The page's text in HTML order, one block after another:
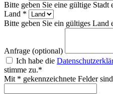
Bitte geben Sie eine gültige Stadt
Land *
Bitte geben Sie ein gültiges Land
Anfrage (optional)
Ich habe die
stimme zu.*
Mit * gekennzeichnete Felder